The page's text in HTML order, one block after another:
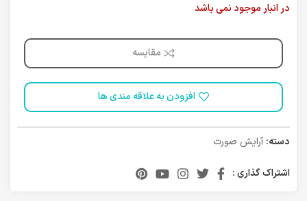
در انبار موجود نمی باشد
مقایسه
افزودن به علاقه مندی ها
دسته: آرایش صورت
اشتراک گذاری :